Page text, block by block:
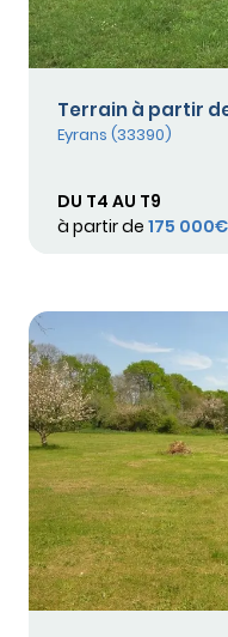
Terrain à partir
Eyrans (33390)
DU T4 AU T9
à partir de 175 000€